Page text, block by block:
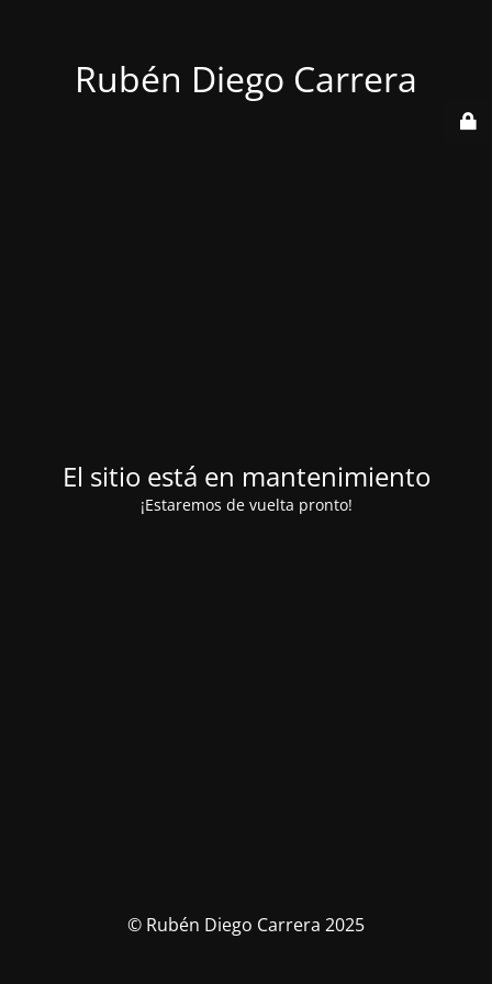
Rubén Diego Carrera
El sitio está en mantenimiento
¡Estaremos de vuelta pronto!
© Rubén Diego Carrera 2025